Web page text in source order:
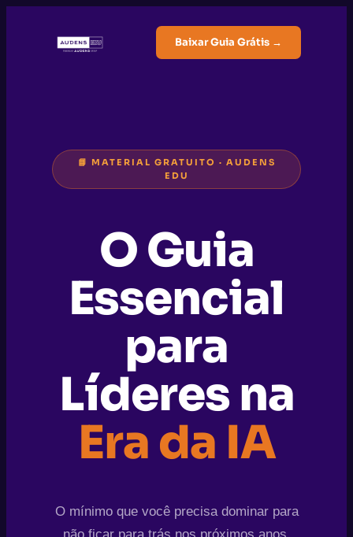
Baixar Guia Grátis →
📘 MATERIAL GRATUITO · AUDENS
EDU
O Guia
Essencial
para
Líderes na
Era da IA
O mínimo que você precisa dominar para